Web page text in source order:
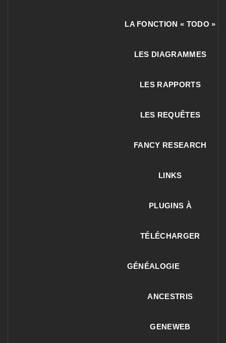
LA FONCTION « TODO »
LES DIAGRAMMES
LES RAPPORTS
LES REQUÊTES
FANCY RESEARCH
LINKS
PLUGINS À
TÉLÉCHARGER
GÉNÉALOGIE
ANCESTRIS
GENEWEB